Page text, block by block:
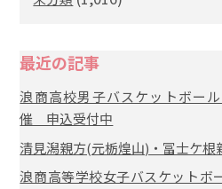
最近の記事
浪商高校男子バスケットボー
催 申込受付中
清見潟親方(元栃煌山)・冨士ケ
浪商高等学校女子バスケット